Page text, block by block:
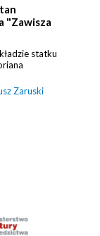
"Zawisza
statku
Zaruski